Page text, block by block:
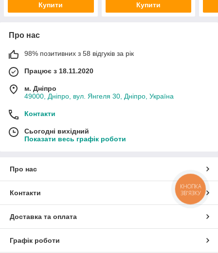
Купити Купити
Про нас
98% позитивних з 58 відгуків за рік
Працює з 18.11.2020
м. Дніпро
49000, Дніпро, вул. Янгеля 30, Дніпро, Україна
Контакти
Сьогодні вихідний
Показати весь графік роботи
Про нас
Контакти
Доставка та оплата
Графік роботи
КНОПКА
ЗВ'ЯЗКУ